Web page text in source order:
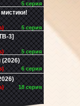
5 серия
5 серия
3]
5 серия
6 серия
18 серия